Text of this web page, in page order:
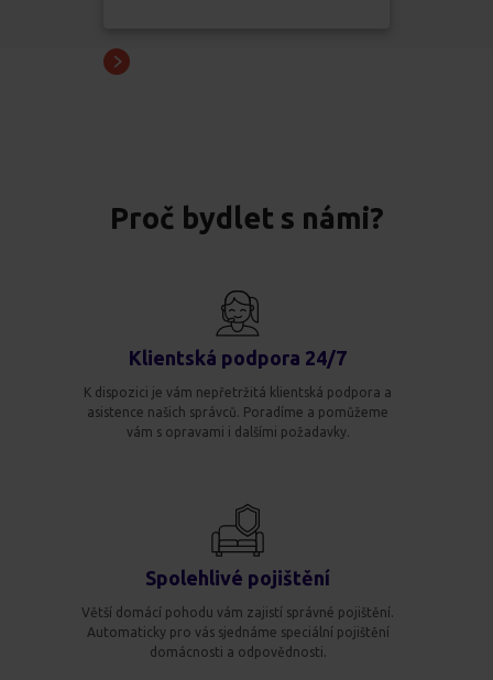
Proč bydlet s námi?
Klientská podpora 24/7
K dispozici je vám nepřetržitá klientská podpora a
asistence našich správců. Poradíme a pomůžeme
vám s opravami i dalšími požadavky.
Spolehlivé pojištění
Větší domácí pohodu vám zajistí správné pojištění.
Automaticky pro vás sjednáme speciální pojištění
domácnosti a odpovědnosti.